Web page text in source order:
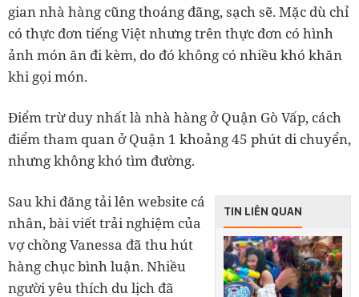
gian nhà hàng cũng thoáng đãng, sạch sẽ. Mặc dù chỉ
có thực đơn tiếng Việt nhưng trên thực đơn có hình
ảnh món ăn đi kèm, do đó không có nhiều khó khăn
khi gọi món.
Điểm trừ duy nhất là nhà hàng ở Quận Gò Vấp, cách
điểm tham quan ở Quận 1 khoảng 45 phút di chuyển,
nhưng không khó tìm đường.
TIN LIÊN QUAN
Sau khi đăng tải lên website cá
nhân, bài viết trải nghiệm của
vợ chồng Vanessa đã thu hút
hàng chục bình luận. Nhiều
người yêu thích du lịch đã